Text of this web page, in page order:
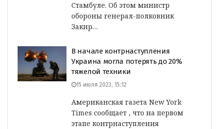
Стамбуле. Об этом министр
обороны генерал-полковник
Закир…
В начале контрнаступления
Украина могла потерять до 20%
тяжелой техники
15 июля 2023, 15:12
Американская газета New York
Times сообщает , что на первом
этапе контрнаступления